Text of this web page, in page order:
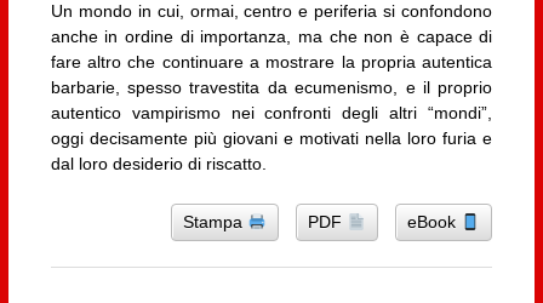
Un mondo in cui, ormai, centro e periferia si confondono
anche in ordine di importanza, ma che non è capace di
fare altro che continuare a mostrare la propria autentica
barbarie, spesso travestita da ecumenismo, e il proprio
autentico vampirismo nei confronti degli altri “mondi”,
oggi decisamente più giovani e motivati nella loro furia e
dal loro desiderio di riscatto.
Stampa PDF eBook